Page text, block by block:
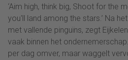
‘Aim high, think big, Shoot for the
you'll land among the stars.’ Na
met vallende pinguïns, zegt
vaak binnen het
per dag omver, maar waggelt